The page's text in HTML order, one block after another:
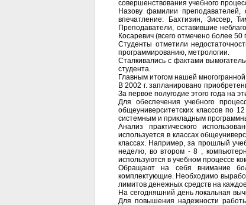
совершенствования учебного
Назову фамилии преподавателей,
впечатление: Бахтизин, Зиссер,
Преподаватели, оставившие
Косаревич (всего отмечено более
Студенты отметили
программированию, метрологии.
Сталкивались с фактами
студента.
Главным итогом нашей
В 2002 г. запланировано
За первое полугодие этого года на
Для обеспечения учебного
общеуниверситетских классов по
системным и прикладным
Анализ практического
используется в классах
классах. Например, за прошлый
неделю, во втором - 8 ,
используются в учебном процессе
Обращают на себя внимание
комплектующие. Необходимо
лимитов денежных средств на
На сегодняшний день локальная
Для повышения надежности